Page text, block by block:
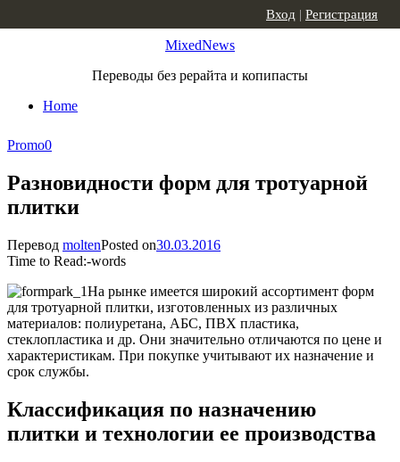
MixedNews
Переводы без рерайта и копипасты
Home
Вход | Регистрация
Promo0
Разновидности форм для тротуарной
плитки
Перевод moltenPosted on30.03.2016
Time to Read:-words
На рынке имеется широкий ассортимент форм
для тротуарной плитки, изготовленных из различных
материалов: полиуретана, АБС, ПВХ пластика,
стеклопластика и др. Они значительно отличаются по цене и
характеристикам. При покупке учитывают их назначение и
срок службы.
Классификация по назначению
плитки и технологии ее производства